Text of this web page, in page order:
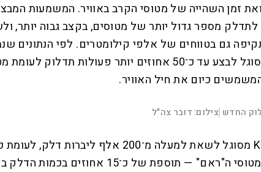
זמן השהייה של מטוסי הקרב באוויר. המשמעות
מספר גדול יותר של מטוסים, בקצב גבוה יותר,
גם בטווחים של אלפי קילומטרים. לפי הנתונים
המטוס מסוגל לבצע עד כ־50 אחוזים יותר פעולות תדלוק
כיום את חיל האוויר.
s
r
e
החדש |צילום: דובר צה"ל
ליברות במטוסי ה"ראם" — תוספת של כ־15